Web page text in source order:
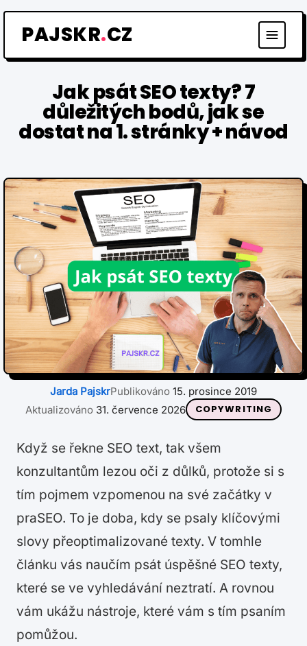
obsahPAJSKR.CZ
Jak psát SEO texty? 7
důležitých bodů, jak se
dostat na 1. stránky + návod
Jarda PajskrPublikováno 15. prosince 2019
Aktualizováno 31. července 2026 COPYWRITING
Když se řekne SEO text, tak všem
konzultantům lezou oči z důlků, protože si s
tím pojmem vzpomenou na své začátky v
praSEO. To je doba, kdy se psaly klíčovými
slovy přeoptimalizované texty. V tomhle
článku vás naučím psát úspěšné SEO texty,
které se ve vyhledávání neztratí. A rovnou
vám ukážu nástroje, které vám s tím psaním
pomůžou.